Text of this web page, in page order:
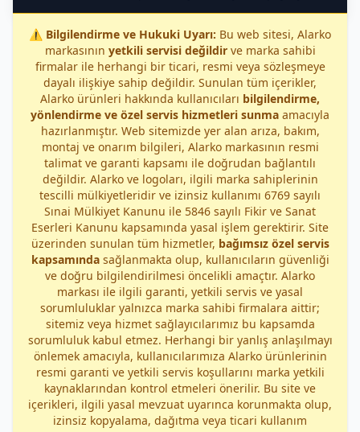
⚠️ Bilgilendirme ve Hukuki Uyarı: Bu web sitesi, Alarko
markasının yetkili servisi değildirve marka sahibi
firmalar ile herhangi bir ticari, resmi veya sözleşmeye
dayalı ilişkiye sahip değildir. Sunulan tüm içerikler,
Alarko ürünleri hakkında kullanıcıları bilgilendirme,
yönlendirme ve özel servis hizmetleri sunma amacıyla
hazırlanmıştır. Web sitemizde yer alan arıza, bakım,
montaj ve onarım bilgileri, Alarko markasının resmi
talimat ve garanti kapsamı ile doğrudan bağlantılı
değildir. Alarko ve logoları, ilgili marka sahiplerinin
tescilli mülkiyetleridir ve izinsiz kullanımı 6769 sayılı
Sınai Mülkiyet Kanunu ile 5846 sayılı Fikir ve Sanat
Eserleri Kanunu kapsamında yasal işlem gerektirir. Site
üzerinden sunulan tüm hizmetler, bağımsız özel servis
kapsamındasağlanmakta olup, kullanıcıların güvenliği
ve doğru bilgilendirilmesi öncelikli amaçtır. Alarko
markası ile ilgili garanti, yetkili servis ve yasal
sorumluluklar yalnızca marka sahibi firmalara aittir;
sitemiz veya hizmet sağlayıcılarımız bu kapsamda
sorumluluk kabul etmez. Herhangi bir yanlış anlaşılmayı
önlemek amacıyla, kullanıcılarımıza Alarko ürünlerinin
resmi garanti ve yetkili servis koşullarını marka yetkili
kaynaklarından kontrol etmeleri önerilir. Bu site ve
içerikleri, ilgili yasal mevzuat uyarınca korunmakta olup,
izinsiz kopyalama, dağıtma veya ticari kullanım